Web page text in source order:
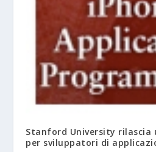
Stanford University rilascia
per sviluppatori di